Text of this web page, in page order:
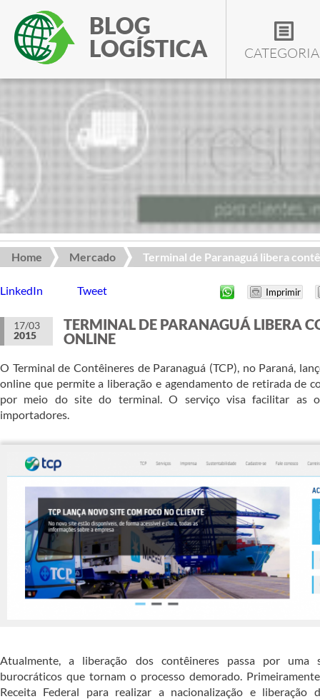
BLOG
LOGÍSTICA
Home Mercado Terminal de Paranaguá libera
LinkedIn Tweet
17/03
2015
TERMINAL DE PARANAGUÁ LIBERA
ONLINE
O Terminal de Contêineres de Paranaguá (TCP), no Paraná,
online que permite a liberação e agendamento de retirada de
por meio do site do terminal. O serviço visa facilitar as
importadores.
Atualmente, a liberação dos contêineres passa por uma
burocráticos que tornam o processo demorado.
Receita Federal para realizar a nacionalização e liberação